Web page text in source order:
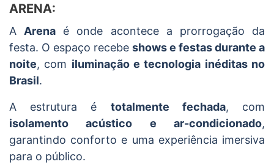
ARENA:
A Arena é onde acontece a prorrogação da
festa. O espaço recebe shows e festas durante a
noite, com iluminação e tecnologia inéditas no
Brasil.
A estrutura é totalmente fechada, com
isolamento acústico e ar-condicionado,
garantindo conforto e uma experiência imersiva
para o público.